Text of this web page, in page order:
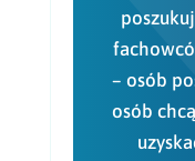
– osób
osób